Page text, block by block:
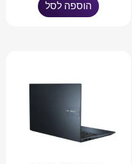
הוספה לסל